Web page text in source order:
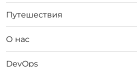
Путешествия
О нас
DevOps